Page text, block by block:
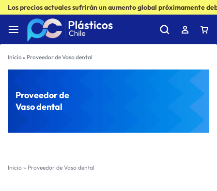
Los precios actuales sufrirán un aumento global próximamente
Inicio» Proveedor de Vaso dental
Proveedor de
Vaso dental
Inicio » Proveedor de Vaso dental